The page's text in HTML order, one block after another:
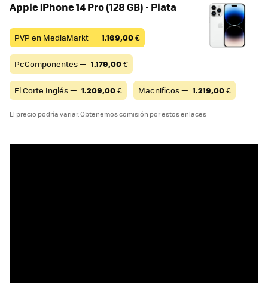
Apple iPhone 14 Pro (128 GB) - Plata
PVP en MediaMarkt — 1.169,00€
PcComponentes — 1.179,00€
El Corte Inglés — 1.209,00€ Macnificos — 1.219,00€
El precio podría variar. Obtenemos comisión por estos enlaces